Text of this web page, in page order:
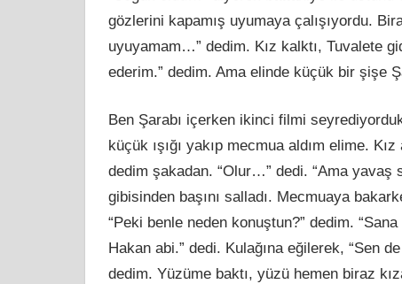
gözlerini kapamış uyumaya çalışıyordu.
uyuyamam…” dedim. Kız kalktı, Tuvalete
ederim.” dedim. Ama elinde küçük bir şişe
Ben Şarabı içerken ikinci filmi
küçük ışığı yakıp mecmua aldım elime.
dedim şakadan. “Olur…” dedi. “Ama yavaş
gibisinden başını salladı. Mecmuaya
“Peki benle neden konuştun?” dedim.
Hakan abi.” dedi. Kulağına eğilerek, “Sen
dedim. Yüzüme baktı, yüzü hemen biraz